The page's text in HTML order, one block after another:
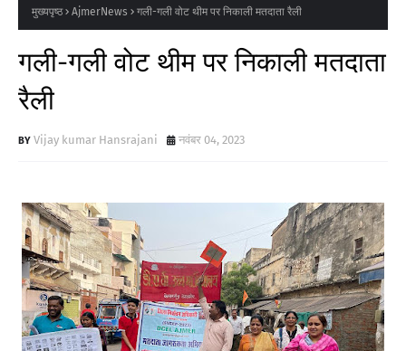
मुख्यपृष्ठ AjmerNews गली-गली वोट थीम पर निकाली मतदाता रैली
गली-गली वोट थीम पर निकाली मतदाता
रैली
Vijay kumar Hansrajani नवंबर 04, 2023